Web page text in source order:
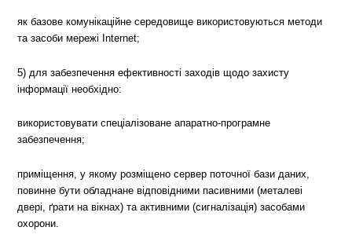
як базове комунікаційне середовище використовуються методи
та засоби мережі Internet;
5) для забезпечення ефективності заходів щодо захисту
інформації необхідно:
використовувати спеціалізоване апаратно-програмне
забезпечення;
приміщення, у якому розміщено сервер поточної бази даних,
повинне бути обладнане відповідними пасивними (металеві
двері, ґрати на вікнах) та активними (сигналізація) засобами
охорони.